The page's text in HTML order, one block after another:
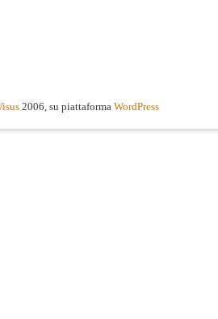
2006, su piattaforma WordPress